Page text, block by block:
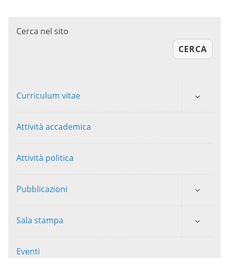
Cerca nel sito
CERCA
Curriculum vitae
Attività accademica
Attività politica
Pubblicazioni
Sala stampa
Eventi